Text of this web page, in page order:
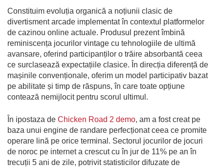
Constituim evoluția organică a noțiunii clasic de
divertisment arcade implementat în contextul platformelor
de cazinou online actuale. Produsul prezent îmbină
reminiscența jocurilor vintage cu tehnologiile de ultimă
avansare, oferind participanților o trăire absorbantă ceea
ce surclasează expectațiile clasice. În direcția diferență de
mașinile convenționale, oferim un model participativ bazat
pe abilitate și timp de răspuns, în care toate opțiune
contează nemijlocit pentru scorul ultimul.
În ipostaza de Chicken Road 2 demo, am a fost creat pe
baza unui engine de randare perfecționat ceea ce promite
operare lină pe orice terminal. Sectorul jocurilor de jocuri
de noroc pe internet a crescut cu în jur de 11% pe an în
trecuții 5 ani de zile, potrivit statisticilor difuzate de